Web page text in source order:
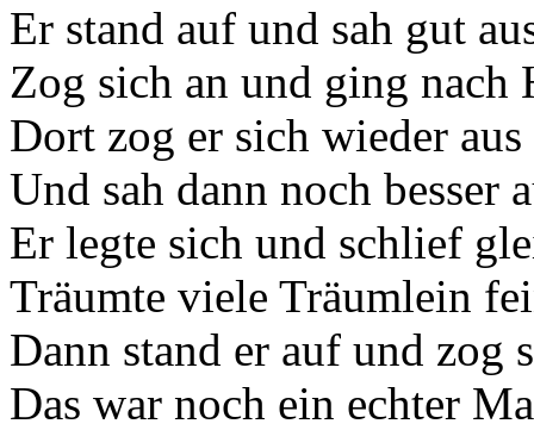
Er stand auf und sah gut
Zog sich an und ging nach
Dort zog er sich wieder aus
Und sah dann noch besser
Er legte sich und schlief
Träumte viele Träumlein
Dann stand er auf und zog
Das war noch ein echter